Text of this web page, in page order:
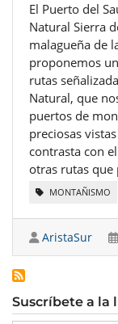
El Puerto del
Natural Sierra
malagueña de
proponemos
rutas
Natural, que
puertos de
preciosas
contrasta con
otras rutas que
MONTAÑISMO
AristaSur
Suscríbete a la